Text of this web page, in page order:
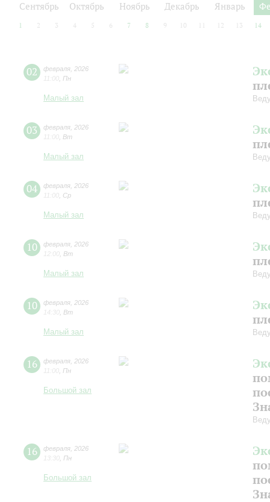
Сентябрь Октябрь Ноябрь Декабрь Январь
1 2 3 4 5 6 7 8 9 10 12 13 14
02 февраля 2026
11:00 Пн
Малый зал
03 февраля 2026
11:00 Вт
Малый зал
04 февраля 2026
11:00 Ср
Малый зал
10 февраля 2026
12:00 Вт
Малый зал
10 февраля 2026
14:30 Вт
Малый зал
16 февраля 2026
11:00 Пн
Большой зал
16 февраля 2026
13:30 Пн
Большой зал